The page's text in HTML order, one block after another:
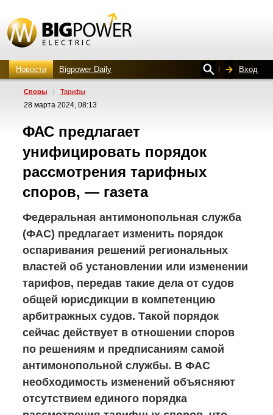
Новости Bigpower Daily Вход
Споры | Тарифы
28 марта 2024, 08:13
ФАС предлагает
унифицировать порядок
рассмотрения тарифных
споров, — газета
Федеральная антимонопольная служба
(ФАС) предлагает изменить порядок
оспаривания решений региональных
властей об установлении или изменении
тарифов, передав такие дела от судов
общей юрисдикции в компетенцию
арбитражных судов. Такой порядок
сейчас действует в отношении споров
по решениям и предписаниям самой
антимонопольной службы. В ФАС
необходимость изменений объясняют
отсутствием единого порядка